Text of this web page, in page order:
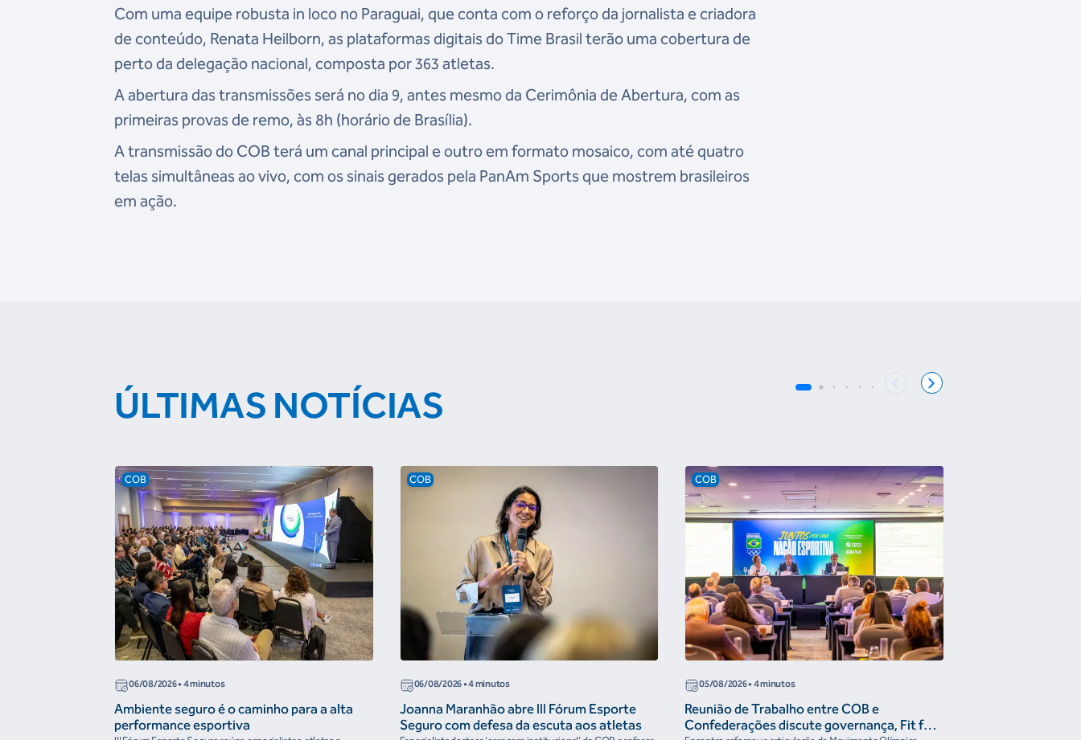
Com uma equipe robusta in loco no Paraguai, que conta com o reforço da jornalista e criadora
de conteúdo, Renata Heilborn, as plataformas digitais do Time Brasil terão uma cobertura de
perto da delegação nacional, composta por 363 atletas.
A abertura das transmissões será no dia 9, antes mesmo da Cerimônia de Abertura, com as
primeiras provas de remo, às 8h (horário de Brasília).
A transmissão do COB terá um canal principal e outro em formato mosaico, com até quatro
telas simultâneas ao vivo, com os sinais gerados pela PanAm Sports que mostrem brasileiros
em ação.
ÚLTIMAS NOTÍCIAS
COB
06/08/2026• 4 minutos
Ambiente seguro é o caminho para a alta
performance esportiva
COB
06/08/2026• 4 minutos
Joanna Maranhão abre III Fórum Esporte
Seguro com defesa da escuta aos atletas
COB
05/08/2026• 4 minutos
Reunião de Trabalho entre COB e
Confederações discute governança, Fit for